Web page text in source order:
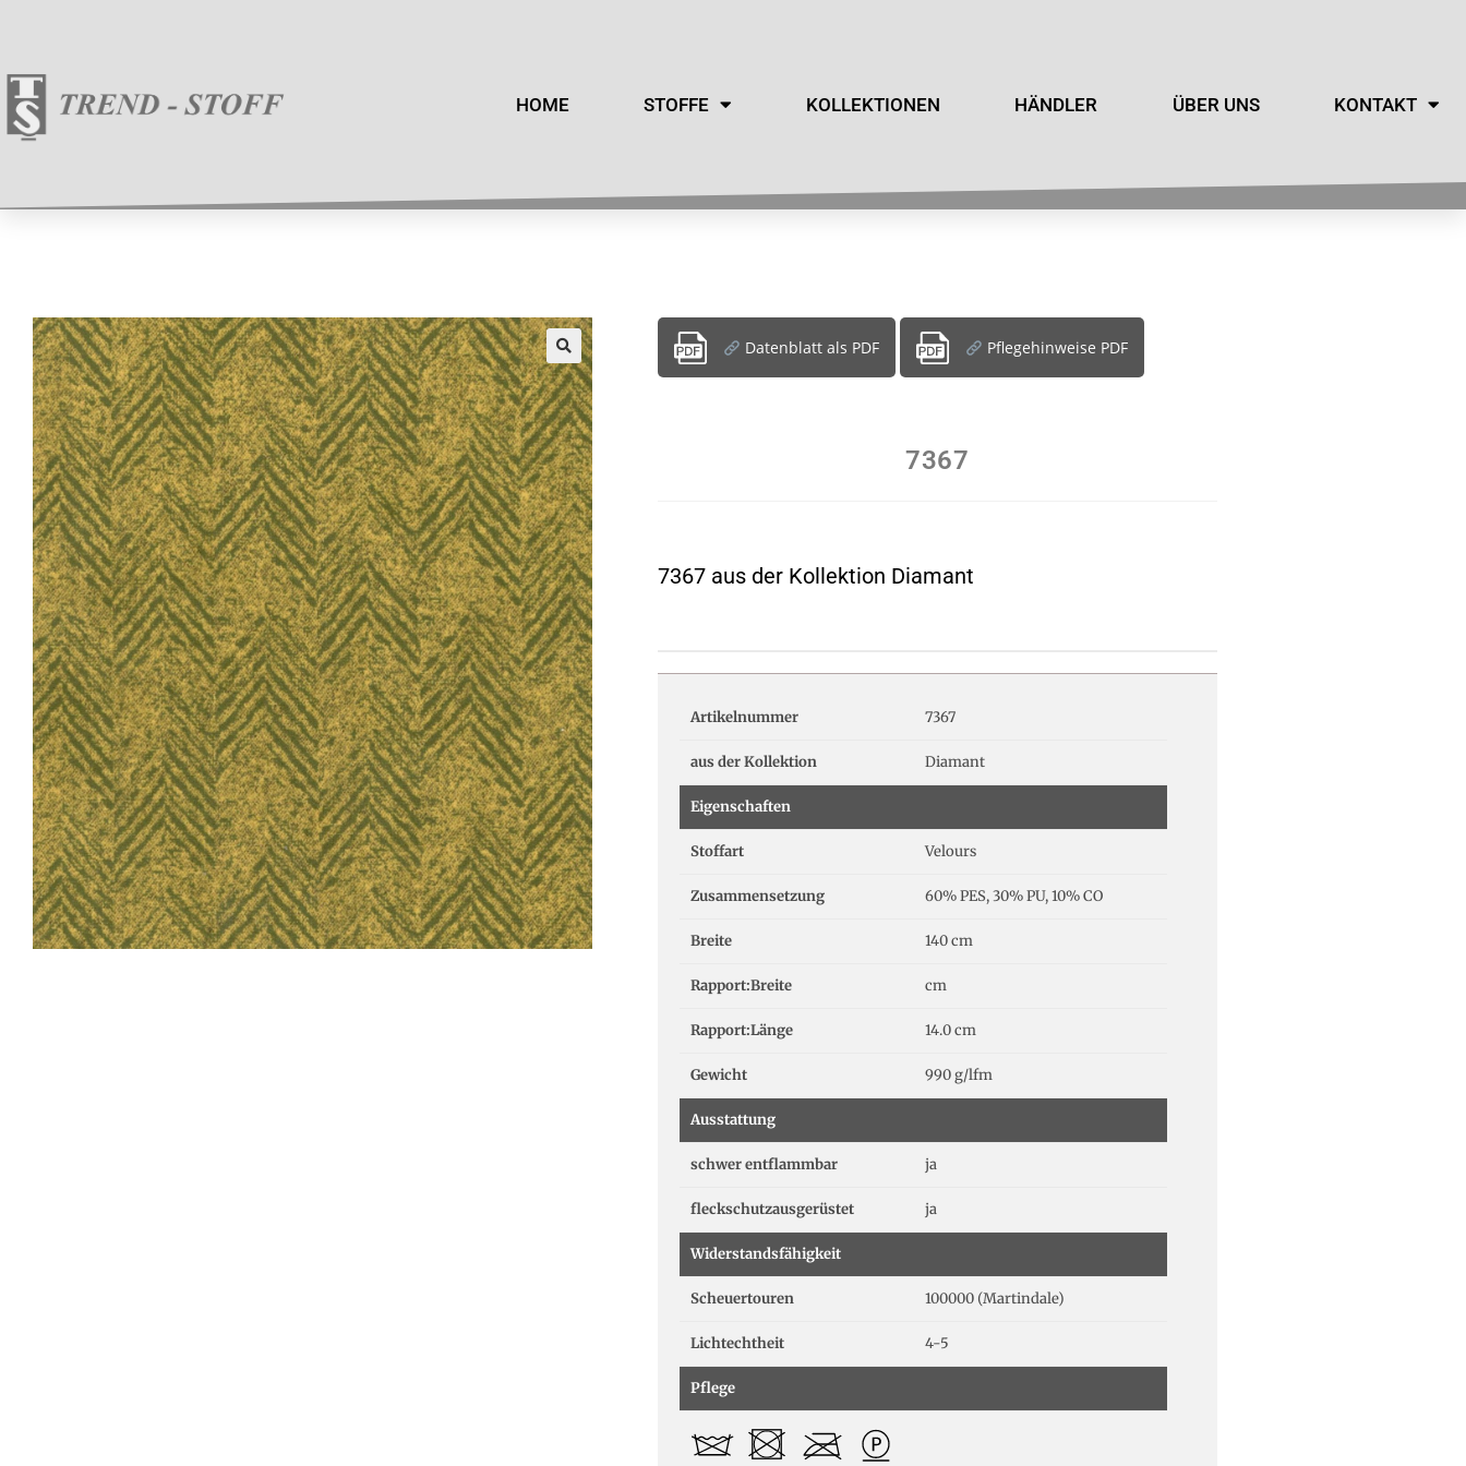
HOME STOFFE KOLLEKTIONEN HÄNDLER ÜBER UNS KONTAKT
Datenblatt als PDF Pflegehinweise PDF
7367
7367 aus der Kollektion Diamant
Artikelnummer 7367
aus der Kollektion Diamant
Eigenschaften
Stoffart Velours
Zusammensetzung 60% PES, 30% PU, 10% CO
Breite 140 cm
Rapport:Breite cm
Rapport:Länge 14.0 cm
Gewicht 990 g/lfm
Ausstattung
schwer entflammbar ja
fleckschutzausgerüstet ja
Widerstandsfähigkeit
Scheuertouren 100000 (Martindale)
Lichtechtheit 4-5
Pflege